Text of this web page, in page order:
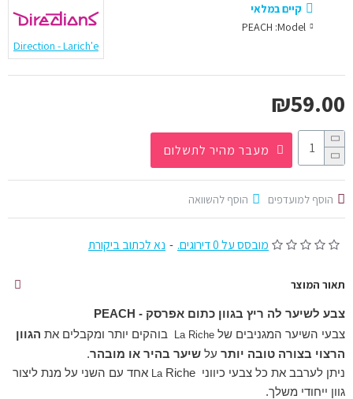
מובסס על 0 דירוגים. - נא לכתוב ביקורת
₪59.00
קיים במלאי
Model:
PEACH
Direction - Larich'e
מעבר מהיר לתשלום
הוסף למועדפים הוסף להשוואה
תאור המוצר
צבע לשיער לה ריץ בגוון כתום אפרסק - PEACH
צבעי השיער המגניבים של
La Riche בוהקים יותר ומקבלים את הגוון
הרצוי בצורה טובה יותר על שיער בהיר או מובהר.
ניתן לערבב את כל צבעי כיווני
Riche אחד עם השני על מנת ליצור
גוון ייחודי משלך.